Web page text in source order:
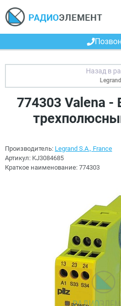
Legrand
774303 Valena - Выключатель
Производитель: Legrand S.A., France
Артикул: KJ3084685
Краткое наименование: 774303